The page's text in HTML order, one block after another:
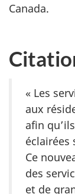
Canada.
« Les
aux
afin
éclairées
Ce
des
et de